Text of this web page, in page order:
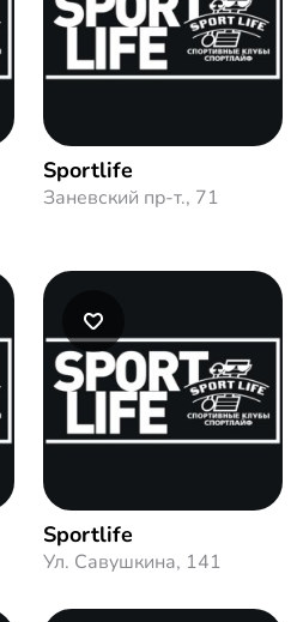
Sportlife
Заневский пр-т., 71
Sportlife
Ул. Савушкина, 141